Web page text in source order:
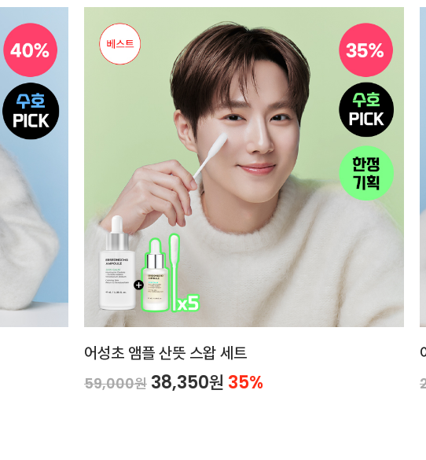
어성초 앰플 산뜻 스왑 세트
59,000원 38,350원 35%